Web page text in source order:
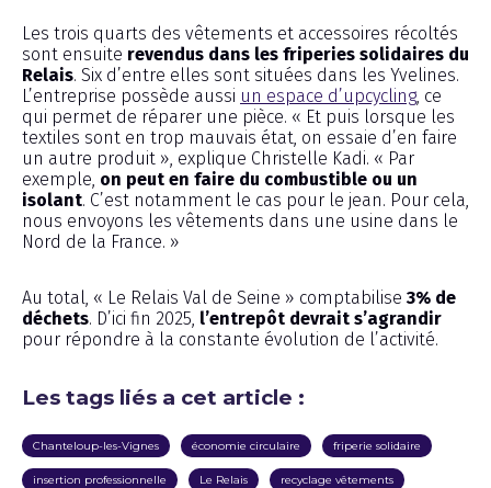
Les trois quarts des vêtements et accessoires récoltés
sont ensuite revendus dans les friperies solidaires du
Relais. Six d’entre elles sont situées dans les Yvelines.
L’entreprise possède aussi un espace d’upcycling, ce
qui permet de réparer une pièce. « Et puis lorsque les
textiles sont en trop mauvais état, on essaie d’en faire
un autre produit », explique Christelle Kadi. « Par
exemple, on peut en faire du combustible ou un
isolant. C’est notamment le cas pour le jean. Pour cela,
nous envoyons les vêtements dans une usine dans le
Nord de la France. »
Au total, « Le Relais Val de Seine » comptabilise 3% de
déchets. D’ici fin 2025, l’entrepôt devrait s’agrandir
pour répondre à la constante évolution de l’activité.
Les tags liés a cet article :
Chanteloup-les-Vignes économie circulaire friperie solidaire
insertion professionnelle Le Relais recyclage vêtements